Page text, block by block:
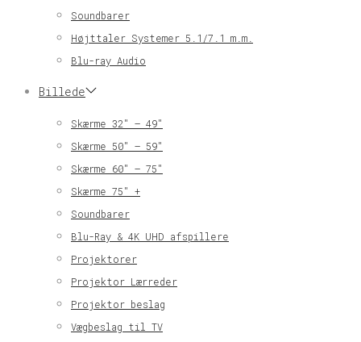
Soundbarer
Højttaler Systemer 5.1/7.1 m.m.
Blu-ray Audio
Billede
Skærme 32″ – 49″
Skærme 50″ – 59″
Skærme 60″ – 75″
Skærme 75″ +
Soundbarer
Blu-Ray & 4K UHD afspillere
Projektorer
Projektor Lærreder
Projektor beslag
Vægbeslag til TV